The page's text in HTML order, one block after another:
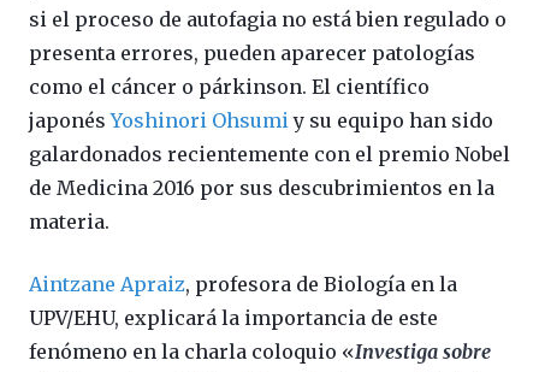
si el proceso de autofagia no está bien regulado o
presenta errores, pueden aparecer patologías
como el cáncer o párkinson. El científico
japonésYoshinori Ohsumiy su equipo han sido
galardonados recientemente con el premio Nobel
de Medicina 2016 por sus descubrimientos en la
materia.
Aintzane Apraiz, profesora de Biología en la
UPV/EHU, explicará la importancia de este
fenómeno en la charla coloquio «Investiga sobre